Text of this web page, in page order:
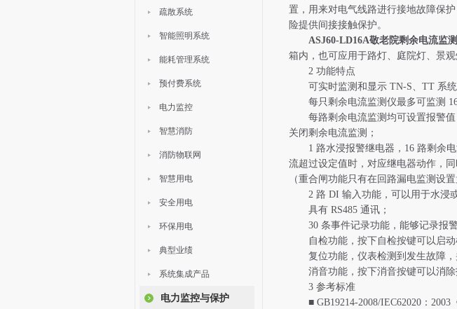
疏散系统
智能照明系统
能耗管理系统
预付费系统
电力监控
智慧消防
消防物联网
智慧用电
安全用电
环保用电
典型业绩
系统集成产品
电力监控与保护
置，用来对电气线路进行接地故障保
险提供间接接触保护。
ASJ60-LD16A敬老院剩余电流监
箱内，也可应用于路灯、庭院灯、景
2 功能特点
可实时监测和显示 TN-S、TT 系统
每只剩余电流监测仪最多可监测 16
每路剩余电流监测均可设置报警值
关闭剩余电流监测；
1 路水浸报警继电器，16 路剩余电
流超过设定值时，对应继电器动作，
（重合闸功能只有在回路漏电监测设
2 路 DI 输入功能，可以用于水浸或
具有 RS485 通讯；
30 条事件记录功能，能够记录报警
自检功能，按下自检按键可以启动
复位功能，仪表检测到发生故障，
消音功能，按下消音按键可以消除
3 参考标准
■ GB19214-2008/IEC62020：2003